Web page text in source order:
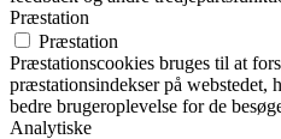
Præstation
Præstation
Præstationscookies bruges til at
præstationsindekser på webstedet,
bedre brugeroplevelse for de
Analytiske